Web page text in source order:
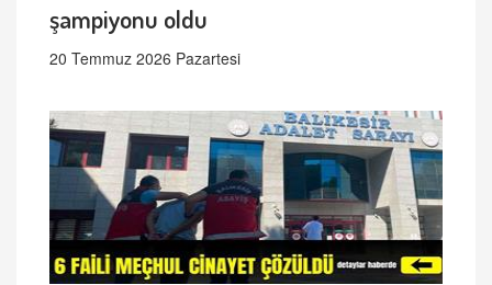
şampiyonu oldu
20 Temmuz 2026 Pazartesi